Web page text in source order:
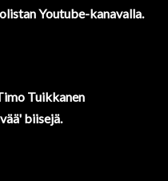
Youtube-kanavalla.
Tuikkanen
biisejä.